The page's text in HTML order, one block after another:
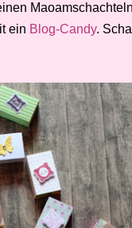
ein Blog-Candy.